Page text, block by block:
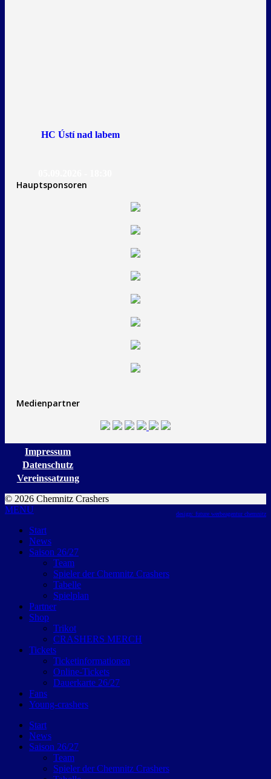
HC Ústí nad labem
Hauptsponsoren
Medienpartner
Impressum
Datenschutz
Vereinssatzung
© 2026 Chemnitz Crashers
design: future werbeagentur chemnitz
MENU
Start
News
Saison 26/27
Team
Spieler der Chemnitz Crashers
Tabelle
Spielplan
Partner
Shop
Trikot
CRASHERS MERCH
Tickets
Ticketinformationen
Online-Tickets
Dauerkarte 26/27
Fans
Young-crashers
Start
News
Saison 26/27
Team
Spieler der Chemnitz Crashers